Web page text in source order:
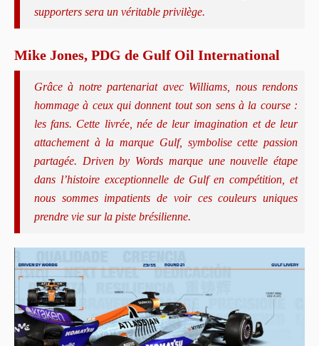
supporters sera un véritable privilège.
Mike Jones, PDG de Gulf Oil International
Grâce à notre partenariat avec Williams, nous rendons
hommage à ceux qui donnent tout son sens à la course :
les fans. Cette livrée, née de leur imagination et de leur
attachement à la marque Gulf, symbolise cette passion
partagée. Driven by Words marque une nouvelle étape
dans l’histoire exceptionnelle de Gulf en compétition, et
nous sommes impatients de voir ces couleurs uniques
prendre vie sur la piste brésilienne.